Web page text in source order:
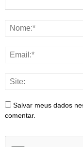
Salvar meus dados
comentar.